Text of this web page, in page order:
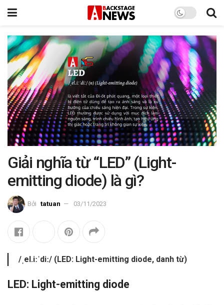
Giải nghĩa từ “LED” (Light-
emitting diode) là gì?
Bởi tatuan 03/11/2023
/ˌel.iːˈdiː/ (LED: Light-emitting diode, danh từ)
LED: Light-emitting diode